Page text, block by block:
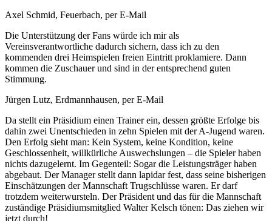
Axel Schmid, Feuerbach, per E-Mail
Die Unterstützung der Fans würde ich mir als
Vereinsverantwortliche dadurch sichern, dass ich zu den
kommenden drei Heimspielen freien Eintritt proklamiere. Dann
kommen die Zuschauer und sind in der entsprechend guten
Stimmung.
Jürgen Lutz, Erdmannhausen, per E-Mail
Da stellt ein Präsidium einen Trainer ein, dessen größte Erfolge bis
dahin zwei Unentschieden in zehn Spielen mit der A-Jugend waren.
Den Erfolg sieht man: Kein System, keine Kondition, keine
Geschlossenheit, willkürliche Auswechslungen – die Spieler haben
nichts dazugelernt. Im Gegenteil: Sogar die Leistungsträger haben
abgebaut. Der Manager stellt dann lapidar fest, dass seine bisherigen
Einschätzungen der Mannschaft Trugschlüsse waren. Er darf
trotzdem weiterwursteln. Der Präsident und das für die Mannschaft
zuständige Präsidiumsmitglied Walter Kelsch tönen: Das ziehen wir
jetzt durch!